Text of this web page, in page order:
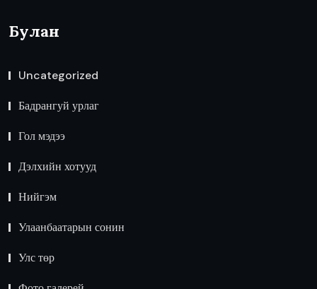
Булан
Uncategorized
Бадрангуй урлаг
Гол мэдээ
Дэлхийн хотууд
Нийгэм
Улаанбаатарын сонин
Улс төр